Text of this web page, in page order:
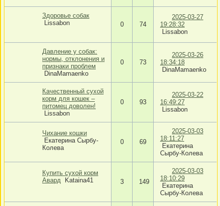
Здоровье собак
Lissabon
0 74
2025-03-27
19:28:32
Lissabon
Давление у собак:
нормы, отклонения и
признаки проблем
DinaMamaenko
0 73
2025-03-26
18:34:18
DinaMamaenko
Качественный сухой
корм для кошек –
питомец доволен!
Lissabon
0 93
2025-03-22
16:49:27
Lissabon
Чихание кошки
Екатерина Сырбу-
Колева
0 69
2025-03-03
18:11:27
Екатерина
Сырбу-Колева
Купить сухой корм
Авард
Kataina41 3 149
2025-03-03
18:10:29
Екатерина
Сырбу-Колева